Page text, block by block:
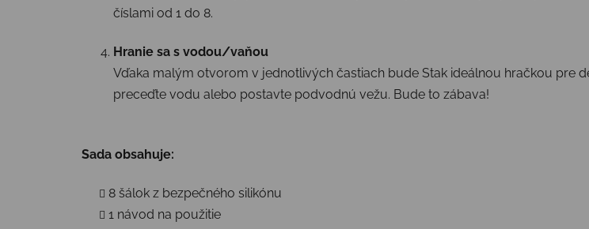
číslami od 1 do 8.
Hranie sa s vodou/vaňou
Vďaka malým otvorom v jednotlivých častiach bude Stak ideálnou hračkou pre
preceďte vodu alebo postavte podvodnú vežu. Bude to zábava!
Sada obsahuje:
8 šálok z bezpečného silikónu
1 návod na použitie